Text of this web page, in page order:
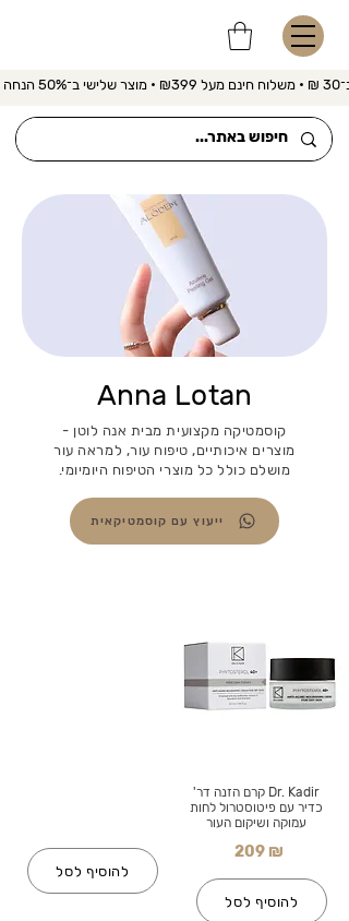
הנחה
Anna Lotan
קוסמטיקה מקצועית מבית אנה לוטן -
מוצרים איכותיים, טיפוח עור, למראה עור
מושלם כולל כל מוצרי הטיפוח היומיומי.
ייעוץ עם קוסמטיקאית
להוסיף לסל
Dr. Kadir קרם הזנה דר'
כדיר עם פיטוסטרול לחות
עמוקה ושיקום העור
209 ₪
להוסיף לסל